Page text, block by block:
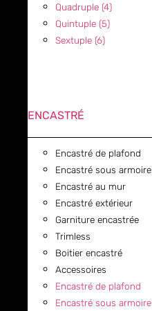
Quadruple (4)
Quintuple (5)
Sextuple (6)
ENCASTRÉ
Encastré de plafond
Encastré sous armoire
Encastré au mur
Encastré extérieur
Garniture encastrée
Trimless
Boitier encastré
Accessoires
Encastré de plafond
Encastré sous armoire